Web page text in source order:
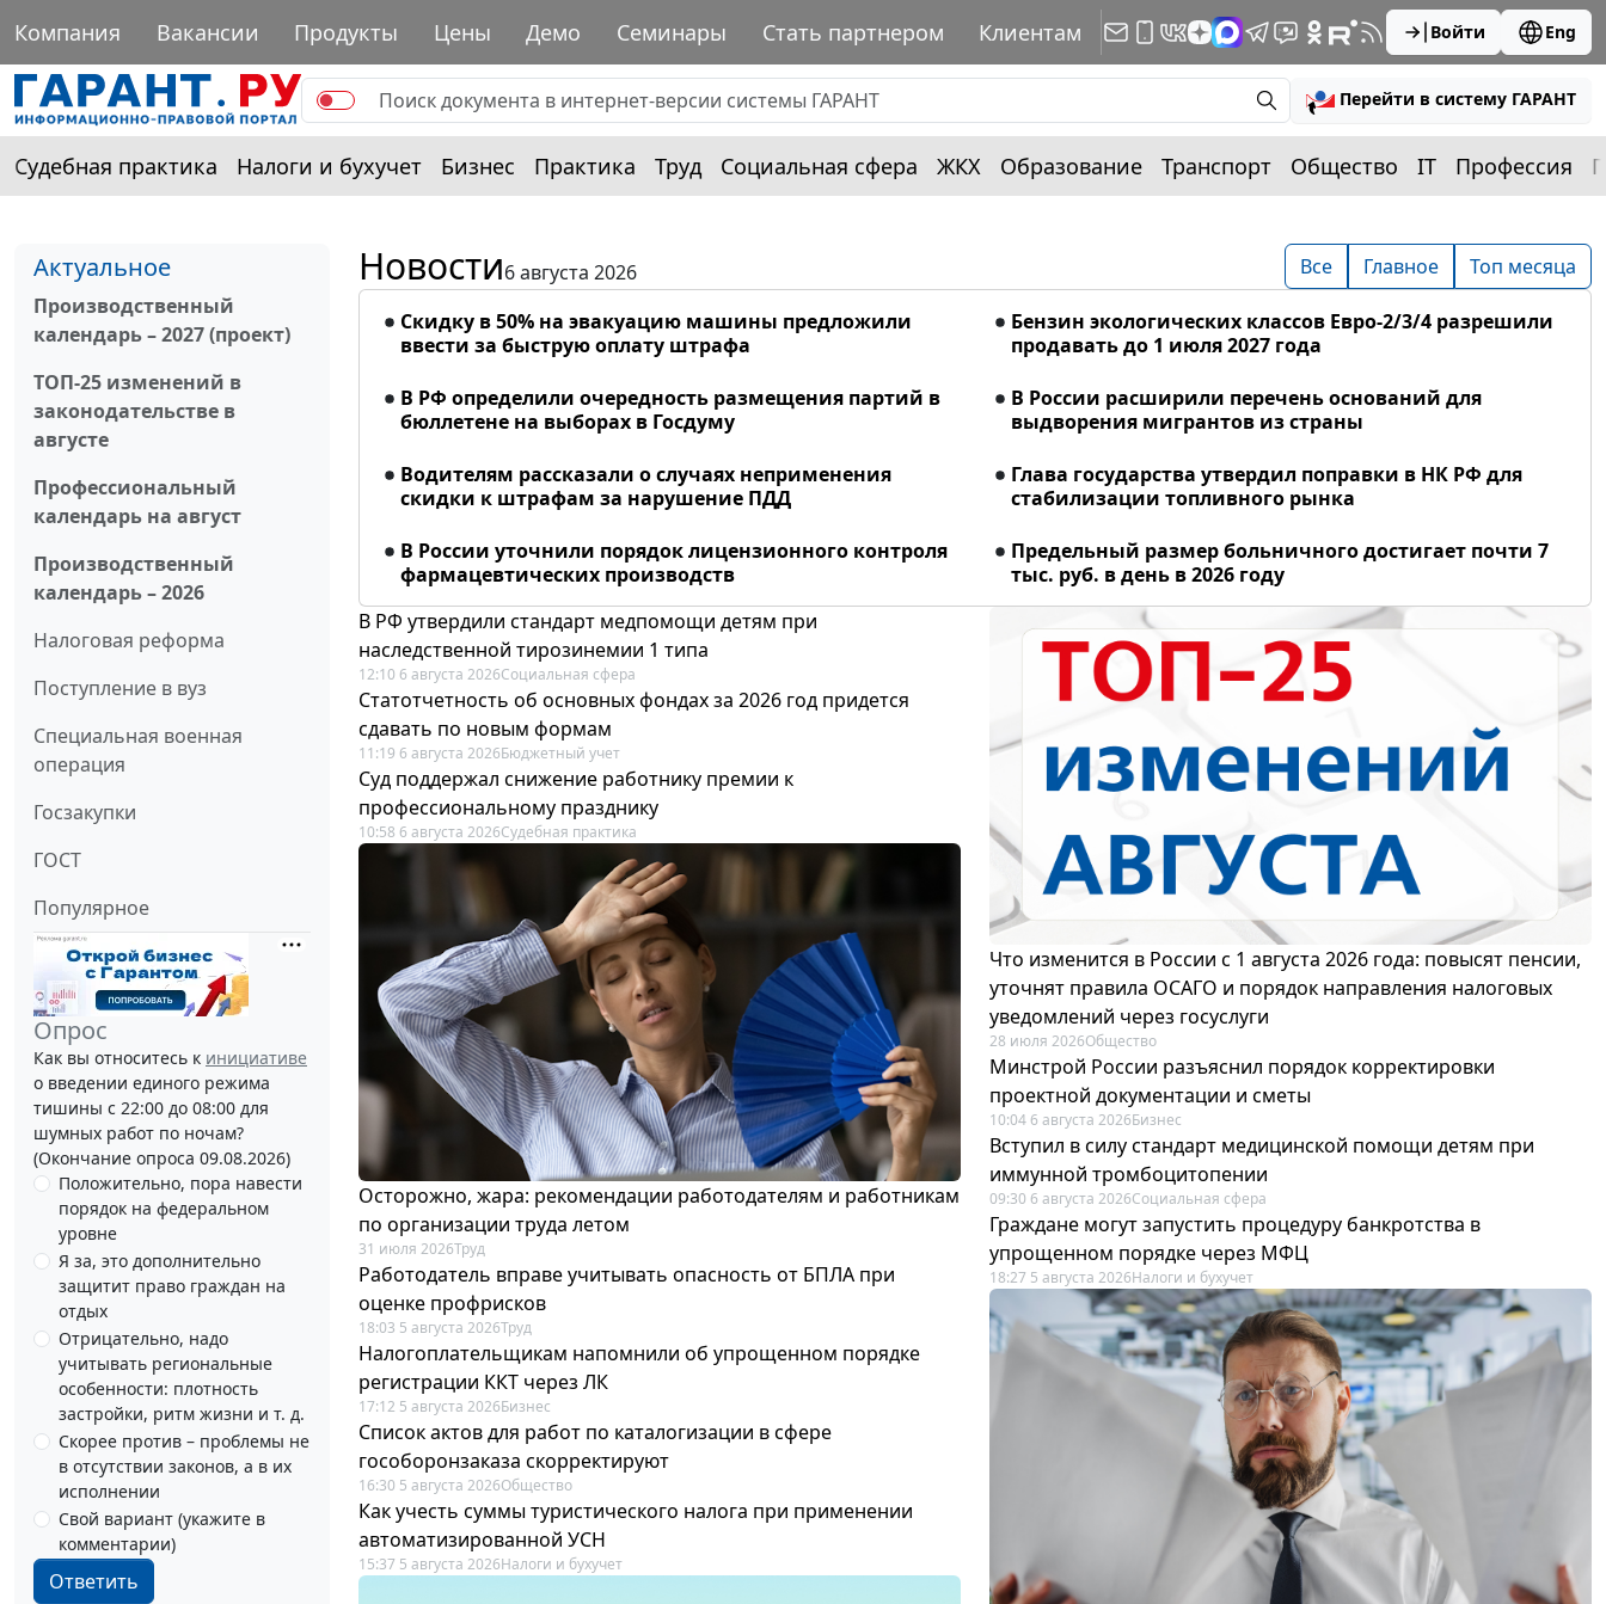
Компания Вакансии Продукты Цены Демо Семинары Стать партнером Клиентам Войти Eng
Перейти в систему ГАРАНТ
Судебная практика Налоги и бухучет Бизнес Практика Труд Социальная сфера ЖКХ Образование Транспорт Общество IT Профессия
Актуальное
Производственный
календарь – 2027 (проект)
ТОП-25 изменений в
законодательстве в
августе
Профессиональный
календарь на август
Производственный
календарь – 2026
Налоговая реформа
Поступление в вуз
Специальная военная
операция
Госзакупки
ГОСТ
Популярное
Опрос
Как вы относитесь к инициативе
о введении единого режима
тишины с 22:00 до 08:00 для
шумных работ по ночам?
(Окончание опроса 09.08.2026)
Положительно, пора навести
порядок на федеральном
уровне
Я за, это дополнительно
защитит право граждан на
отдых
Отрицательно, надо
учитывать региональные
особенности: плотность
застройки, ритм жизни и т. д.
Скорее против – проблемы не
в отсутствии законов, а в их
исполнении
Свой вариант (укажите в
комментарии)
Ответить
Новости6 августа 2026 Все Главное Топ месяца
Скидку в 50% на эвакуацию машины предложили
ввести за быструю оплату штрафа
Бензин экологических классов Евро-2/3/4 разрешили
продавать до 1 июля 2027 года
В РФ определили очередность размещения партий в
бюллетене на выборах в Госдуму
В России расширили перечень оснований для
выдворения мигрантов из страны
Водителям рассказали о случаях неприменения
скидки к штрафам за нарушение ПДД
Глава государства утвердил поправки в НК РФ для
стабилизации топливного рынка
В России уточнили порядок лицензионного контроля
фармацевтических производств
Предельный размер больничного достигает почти 7
тыс. руб. в день в 2026 году
В РФ утвердили стандарт медпомощи детям при
наследственной тирозинемии 1 типа
12:10 6 августа 2026Социальная сфера
Статотчетность об основных фондах за 2026 год придется
сдавать по новым формам
11:19 6 августа 2026Бюджетный учет
Суд поддержал снижение работнику премии к
профессиональному празднику
10:58 6 августа 2026Судебная практика
Осторожно, жара: рекомендации работодателям и работникам
по организации труда летом
31 июля 2026Труд
Работодатель вправе учитывать опасность от БПЛА при
оценке профрисков
18:03 5 августа 2026Труд
Налогоплательщикам напомнили об упрощенном порядке
регистрации ККТ через ЛК
17:12 5 августа 2026Бизнес
Список актов для работ по каталогизации в сфере
гособоронзаказа скорректируют
16:30 5 августа 2026Общество
Как учесть суммы туристического налога при применении
автоматизированной УСН
15:37 5 августа 2026Налоги и бухучет
Что изменится в России с 1 августа 2026 года: повысят пенсии,
уточнят правила ОСАГО и порядок направления налоговых
уведомлений через госуслуги
28 июля 2026Общество
Минстрой России разъяснил порядок корректировки
проектной документации и сметы
10:04 6 августа 2026Бизнес
Вступил в силу стандарт медицинской помощи детям при
иммунной тромбоцитопении
09:30 6 августа 2026Социальная сфера
Граждане могут запустить процедуру банкротства в
упрощенном порядке через МФЦ
18:27 5 августа 2026Налоги и бухучет